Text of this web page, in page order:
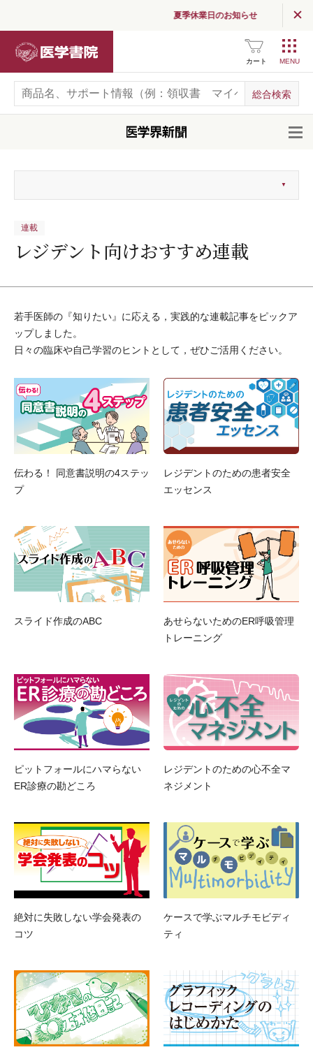
夏季休業日のお知らせ
カート
連載
レジデント向けおすすめ連載
若手医師の『知りたい』に応える，実践的な連載記事をピックア
ップしました。
日々の臨床や自己学習のヒントとして，ぜひご活用ください。
伝わる！ 同意書説明の4ステッ
プ
レジデントのための患者安全
エッセンス
スライド作成のABC
あせらないためのER呼吸管理
トレーニング
ピットフォールにハマらない
ER診療の勘どころ
レジデントのための心不全マ
ネジメント
絶対に失敗しない学会発表の
コツ
ケースで学ぶマルチモビディ
ティ